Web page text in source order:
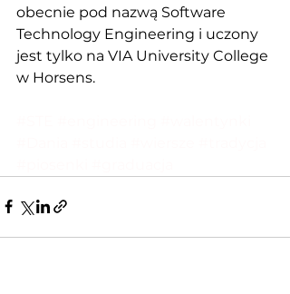
obecnie pod nazwą Software
Technology Engineering i uczony
jest tylko na VIA University College
w Horsens.